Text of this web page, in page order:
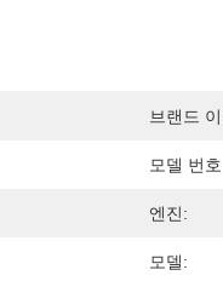
브랜드
모델 번호
엔진:
모델: